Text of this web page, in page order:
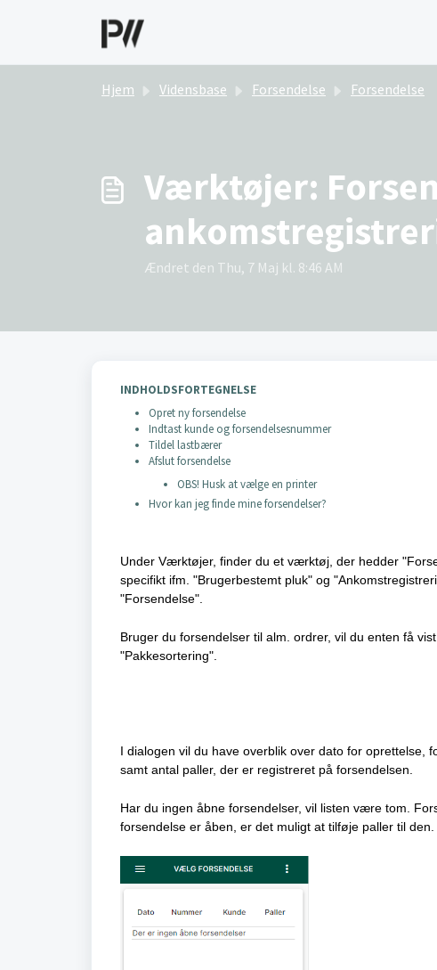
Hjem Vidensbase Forsendelse Forsendelse
Værktøjer:
Ændret den Thu, 7 Maj kl. 8:46 AM
INDHOLDSFORTEGNELSE
Opret ny forsendelse
Indtast kunde og forsendelsesnummer
Tildel lastbærer
Afslut forsendelse
OBS! Husk at vælge en printer
Hvor kan jeg finde mine forsendelser?
Under Værktøjer, finder du et værktøj, der hedder
specifikt ifm. "Brugerbestemt pluk" og
"Forsendelse".
Bruger du forsendelser til alm. ordrer, vil du enten få
"Pakkesortering".
I dialogen vil du have overblik over dato for oprettelse,
samt antal paller, der er registreret på forsendelsen.
Har du ingen åbne forsendelser, vil listen være tom.
forsendelse er åben, er det muligt at tilføje paller til den.